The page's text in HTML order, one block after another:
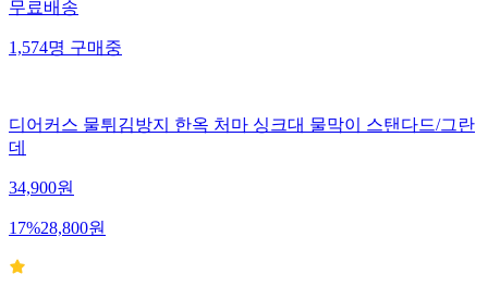
무료배송
1,574명구매중
디어커스 물튀김방지 한옥 처마 싱크대 물막이 스탠다드/그란
데
34,900원
17%28,800원